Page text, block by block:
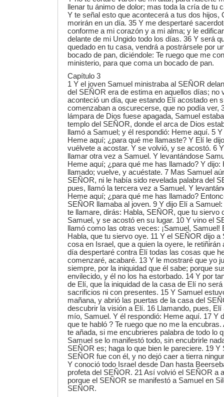
llenar tu ánimo de dolor; mas toda la cría de tu
Y te señal esto que acontecerá a tus dos hijos,
morirán en un día. 35 Y me despertaré
conforme a mi corazón y a mi alma; y le
delante de mi Ungido todo los días. 36 Y será
quedado en tu casa, vendrá a postrársele por
bocado de pan, diciéndole: Te ruego que me
ministerio, para que coma un bocado de pan.
Capítulo 3
1 Y el joven Samuel ministraba al SEÑOR
del SEÑOR era de estima en aquellos días; no
aconteció un día, que estando Elí acostado en
comenzaban a oscurecerse, que no podía ver,
lámpara de Dios fuese apagada, Samuel
templo del SEÑOR, donde el arca de Dios
llamó a Samuel; y él respondió: Heme aquí. 5
Heme aquí; ¿para qué me llamaste? Y Elí le
vuélvete a acostar. Y se volvió, y se acostó. 6
llamar otra vez a Samuel. Y levantándose
Heme aquí; ¿para qué me has llamado? Y dijo:
llamado; vuelve, y acuéstate. 7 Mas Samuel
SEÑOR, ni le había sido revelada palabra del
pues, llamó la tercera vez a Samuel. Y
Heme aquí; ¿para qué me has llamado?
SEÑOR llamaba al joven. 9 Y dijo Elí a
te llamare, dirás: Habla, SEÑOR, que tu siervo
Samuel, y se acostó en su lugar. 10 Y vino el
llamó como las otras veces: ¡Samuel, Samuel!
Habla, que tu siervo oye. 11 Y el SEÑOR dijo a
cosa en Israel, que a quien la oyere, le retiñirán
día despertaré contra Elí todas las cosas que
comenzaré, acabaré. 13 Y le mostraré que yo
siempre, por la iniquidad que él sabe; porque
envilecido, y él no los ha estorbado. 14 Y por
de Elí, que la iniquidad de la casa de Elí no
sacrificios ni con presentes. 15 Y Samuel
mañana, y abrió las puertas de la casa del
descubrir la visión a Elí. 16 Llamando, pues, Elí
mío, Samuel. Y él respondió: Heme aquí. 17 Y
que te habló ? Te ruego que no me la
te añada, si me encubrieres palabra de todo lo
Samuel se lo manifestó todo, sin encubrirle
SEÑOR es; haga lo que bien le pareciere. 19 Y
SEÑOR fue con él, y no dejó caer a tierra
Y conoció todo Israel desde Dan hasta
profeta del SEÑOR. 21 Así volvió el SEÑOR a
porque el SEÑOR se manifestó a Samuel en
SEÑOR.